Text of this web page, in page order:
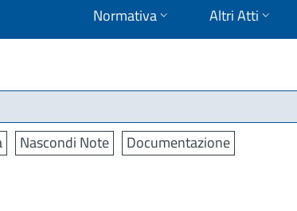
Normativa Altri Atti
Nascondi Note Documentazione